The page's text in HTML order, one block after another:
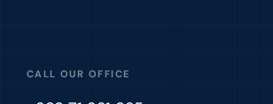
CALL OUR OFFICE